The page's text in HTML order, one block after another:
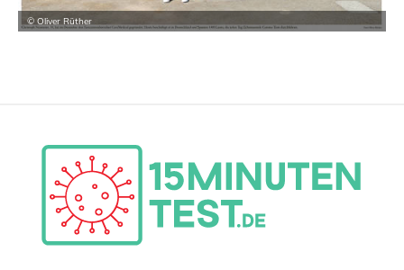
© Oliver Rüther